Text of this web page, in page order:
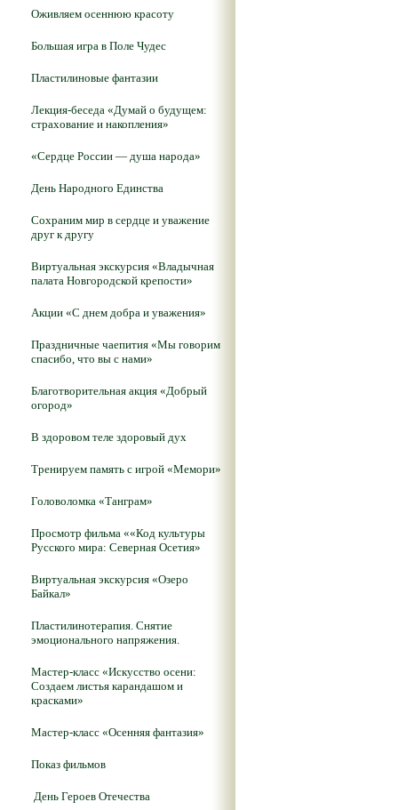
Оживляем осеннюю красоту
Большая игра в Поле Чудес
Пластилиновые фантазии
Лекция-беседа «Думай о будущем:
страхование и накопления»
«Сердце России — душа народа»
День Народного Единства
Сохраним мир в сердце и уважение
друг к другу
Виртуальная экскурсия «Владычная
палата Новгородской крепости»
Акции «С днем добра и уважения»
Праздничные чаепития «Мы говорим
спасибо, что вы с нами»
Благотворительная акция «Добрый
огород»
В здоровом теле здоровый дух
Тренируем память с игрой «Мемори»
Головоломка «Танграм»
Просмотр фильма ««Код культуры
Русского мира: Северная Осетия»
Виртуальная экскурсия «Озеро
Байкал»
Пластилинотерапия. Снятие
эмоционального напряжения.
Мастер-класс «Искусство осени:
Создаем листья карандашом и
красками»
Мастер-класс «Осенняя фантазия»
Показ фильмов
День Героев Отечества